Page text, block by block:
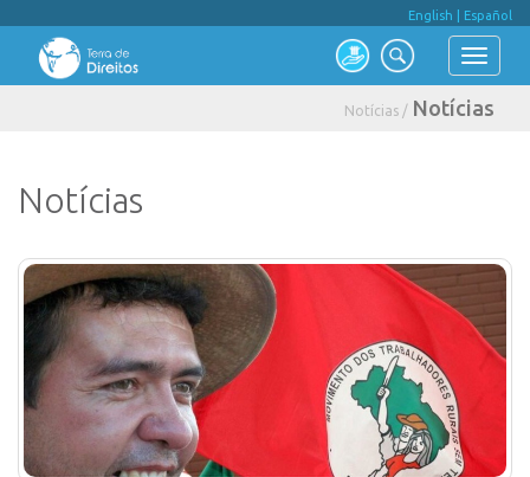
English Español
Notícias / Notícias
Notícias